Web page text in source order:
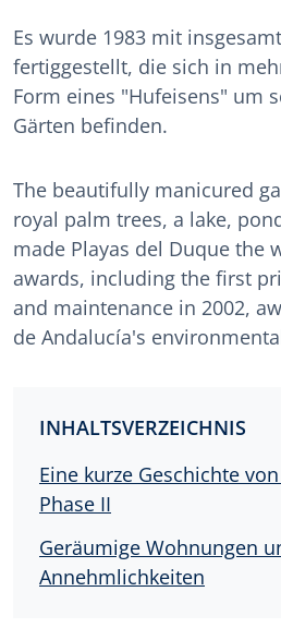
Es wurde 1983 mit
fertiggestellt, die sich in
Form eines "Hufeisens" um
Gärten befinden.
The beautifully manicured
royal palm trees, a lake,
made Playas del Duque the
awards, including the first
and maintenance in 2002,
de Andalucía's
INHALTSVERZEICHNIS
Eine kurze Geschichte
Phase II
Geräumige Wohnungen
Annehmlichkeiten